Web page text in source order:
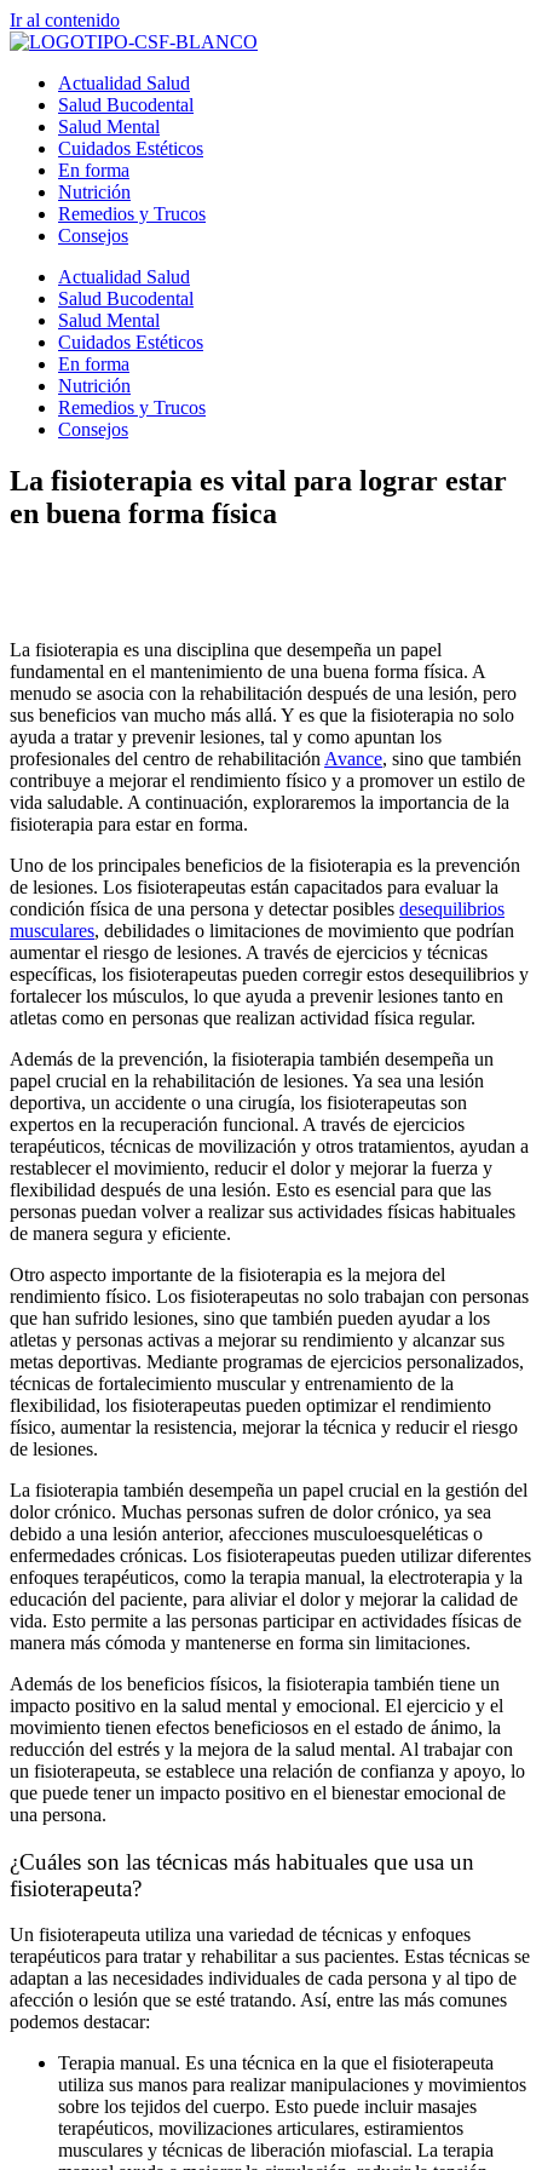
Ir al contenido
Actualidad Salud
Salud Bucodental
Salud Mental
Cuidados Estéticos
En forma
Nutrición
Remedios y Trucos
Consejos
Actualidad Salud
Salud Bucodental
Salud Mental
Cuidados Estéticos
En forma
Nutrición
Remedios y Trucos
Consejos
La fisioterapia es vital para lograr estar
en buena forma física
La fisioterapia es una disciplina que desempeña un papel
fundamental en el mantenimiento de una buena forma física. A
menudo se asocia con la rehabilitación después de una lesión, pero
sus beneficios van mucho más allá. Y es que la fisioterapia no solo
ayuda a tratar y prevenir lesiones, tal y como apuntan los
profesionales del centro de rehabilitación Avance, sino que también
contribuye a mejorar el rendimiento físico y a promover un estilo de
vida saludable. A continuación, exploraremos la importancia de la
fisioterapia para estar en forma.
Uno de los principales beneficios de la fisioterapia es la prevención
de lesiones. Los fisioterapeutas están capacitados para evaluar la
condición física de una persona y detectar posibles desequilibrios
musculares, debilidades o limitaciones de movimiento que podrían
aumentar el riesgo de lesiones. A través de ejercicios y técnicas
específicas, los fisioterapeutas pueden corregir estos desequilibrios y
fortalecer los músculos, lo que ayuda a prevenir lesiones tanto en
atletas como en personas que realizan actividad física regular.
Además de la prevención, la fisioterapia también desempeña un
papel crucial en la rehabilitación de lesiones. Ya sea una lesión
deportiva, un accidente o una cirugía, los fisioterapeutas son
expertos en la recuperación funcional. A través de ejercicios
terapéuticos, técnicas de movilización y otros tratamientos, ayudan a
restablecer el movimiento, reducir el dolor y mejorar la fuerza y
flexibilidad después de una lesión. Esto es esencial para que las
personas puedan volver a realizar sus actividades físicas habituales
de manera segura y eficiente.
Otro aspecto importante de la fisioterapia es la mejora del
rendimiento físico. Los fisioterapeutas no solo trabajan con personas
que han sufrido lesiones, sino que también pueden ayudar a los
atletas y personas activas a mejorar su rendimiento y alcanzar sus
metas deportivas. Mediante programas de ejercicios personalizados,
técnicas de fortalecimiento muscular y entrenamiento de la
flexibilidad, los fisioterapeutas pueden optimizar el rendimiento
físico, aumentar la resistencia, mejorar la técnica y reducir el riesgo
de lesiones.
La fisioterapia también desempeña un papel crucial en la gestión del
dolor crónico. Muchas personas sufren de dolor crónico, ya sea
debido a una lesión anterior, afecciones musculoesqueléticas o
enfermedades crónicas. Los fisioterapeutas pueden utilizar diferentes
enfoques terapéuticos, como la terapia manual, la electroterapia y la
educación del paciente, para aliviar el dolor y mejorar la calidad de
vida. Esto permite a las personas participar en actividades físicas de
manera más cómoda y mantenerse en forma sin limitaciones.
Además de los beneficios físicos, la fisioterapia también tiene un
impacto positivo en la salud mental y emocional. El ejercicio y el
movimiento tienen efectos beneficiosos en el estado de ánimo, la
reducción del estrés y la mejora de la salud mental. Al trabajar con
un fisioterapeuta, se establece una relación de confianza y apoyo, lo
que puede tener un impacto positivo en el bienestar emocional de
una persona.
¿Cuáles son las técnicas más habituales que usa un
fisioterapeuta?
Un fisioterapeuta utiliza una variedad de técnicas y enfoques
terapéuticos para tratar y rehabilitar a sus pacientes. Estas técnicas se
adaptan a las necesidades individuales de cada persona y al tipo de
afección o lesión que se esté tratando. Así, entre las más comunes
podemos destacar:
Terapia manual. Es una técnica en la que el fisioterapeuta
utiliza sus manos para realizar manipulaciones y movimientos
sobre los tejidos del cuerpo. Esto puede incluir masajes
terapéuticos, movilizaciones articulares, estiramientos
musculares y técnicas de liberación miofascial. La terapia